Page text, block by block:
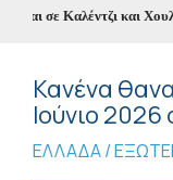
σε Καλέντζι και
Κανένα
Ιούνιο
ΕΛΛΑΔΑ /